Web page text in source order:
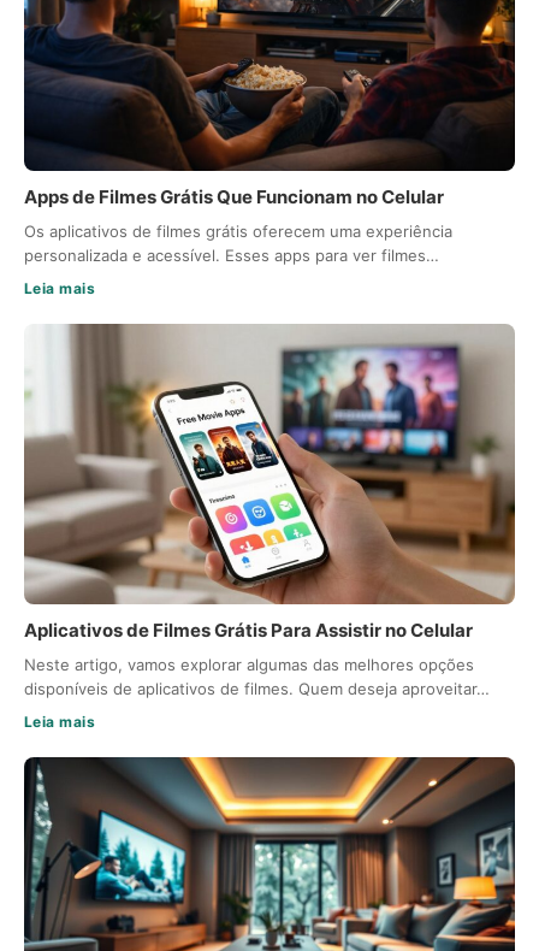
Apps de Filmes Grátis Que Funcionam no Celular
Os aplicativos de filmes grátis oferecem uma experiência
personalizada e acessível. Esses apps para ver filmes…
Leia mais
Aplicativos de Filmes Grátis Para Assistir no Celular
Neste artigo, vamos explorar algumas das melhores opções
disponíveis de aplicativos de filmes. Quem deseja aproveitar…
Leia mais